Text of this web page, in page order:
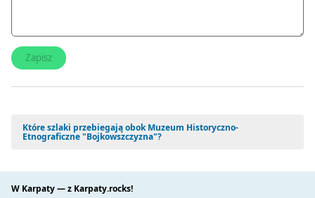
Które szlaki przebiegają obok Muzeum Historyczno-
Etnograficzne "Bojkowszczyzna"?
W Karpaty — z Karpaty.rocks!